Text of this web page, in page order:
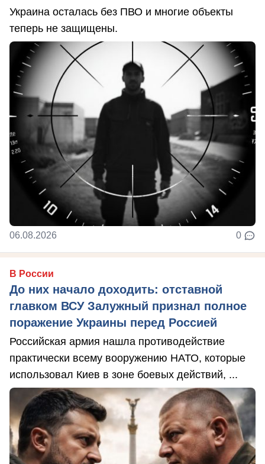
Украина осталась без ПВО и многие объекты
теперь не защищены.
06.08.2026 0
В России
До них начало доходить: отставной
главком ВСУ Залужный признал полное
поражение Украины перед Россией
Российская армия нашла противодействие
практически всему вооружению НАТО, которые
использовал Киев в зоне боевых действий, ...